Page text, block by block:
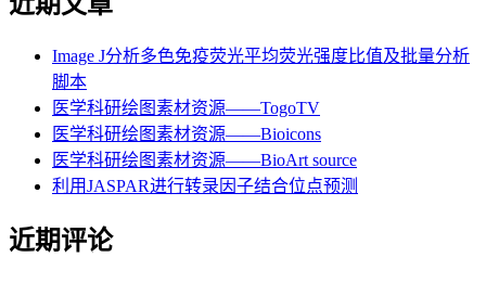
Image J分析多色免疫荧光平均荧光强度比值及批量分析
脚本
医学科研绘图素材资源——TogoTV
医学科研绘图素材资源——Bioicons
医学科研绘图素材资源——BioArt source
利用JASPAR进行转录因子结合位点预测
近期评论